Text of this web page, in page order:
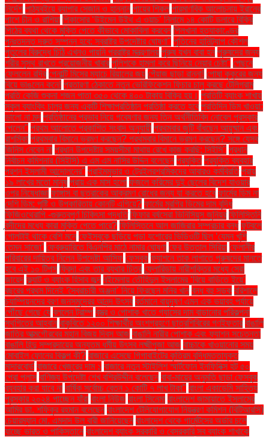
নির্দেশ পাঠ্যবইয়ে র‍্যাপার সেজান ও হান্নান পায়ের শিকল পারমাণবিক আলোচনায় ইরানের
পাশে চীন ও রাশিয়া পিকাসোর ‘উইমেন উইথ এ ওয়াচ’ নিলামে ১৪ কোটি ডলারে বিক্রি
পিঠের ব্যথা থেকে মুক্তি পেতে কীভাবে মোকাবিলা করবেন পিলখানা হত্যাকাণ্ডের
পুনঃতদন্ত দ্রুত সম্পন্ন হবে: স্বরাষ্ট্র উপদেষ্টার ঘোষণা" পুতিনের হানিট্র্যাপ কৌশল
পুতুলের বিরুদ্ধে চিঠি এখনও পায়নি পররাষ্ট্র মন্ত্রণালয় পুরুষ যখন বাবা হন পুরুষদের জন্য
শরীর সুস্থ রাখতে প্রয়োজনীয় খাবার পুলিশকে হামলা করে ছিনিয়ে নেয়ার চেষ্টা" পেছনে
ফেললেন রদ্রি পেনাল্টি মিসের ম্যাচে রিয়ালের জয় পেঁয়াজ ছাড়া রান্না! পোষা কুকুরের জন্য
বিয়ে ভাঙলেন কনে! প্রতারণা ঠেকাতে নতুন ভেরিফিকেশন ফিচার চালু করছে টেলিগ্রাম
প্রতি কেজি শুকনা শজন পাতা ৩৫০ থেকে ৪০০ টাকায় বিক্রি হয়। প্রতিটি ব্যাংক শাখায়
স্কুল ব্যাংকিং চালুর জন্য একটি শিক্ষাপ্রতিষ্ঠান প্রতিষ্ঠা করতে হবে প্রতিদিন ডিম খাওয়া:
ভালো না মন্দ প্রতিষ্ঠানের প্রভাব নিয়ে গবেষণার জন্য তিন অর্থনীতিবিদ নোবেল পুরস্কার
পেলেন" প্রথম আলোতে প্রকাশিত সংবাদ অনুযায়ী প্রথমবার জুটি বাঁধছেন আয়ুষ্মান এবং
রাশমিকা প্রথমবার বিমানে ভ্রমণ করছেন? প্রথমবার বিমানে ভ্রমণ করছেন? সঙ্গে যেসব
জিনিস নেবেন না প্রধান উপদেষ্টার সময়সীমা মাথায় রেখে কাজ করছি: সিইসি" প্রধান
নির্বাচন কমিশনার (সিইসি) এ এম এম নাসির উদ্দিন বলেছেন প্রযুক্তি প্রযুক্তি ব্যবহার
প্রশ্ন ইসলামী আন্দোলনের" প্রাইমমুভার ও ট্রেইলরশ্রমিকদের আবারও কর্মবিরতি প্রায়
১৯ লাখের মতো মানুষ প্রায় এক মাস হলো ফজলে করিমের দুই ছেলের বিদেশ যাওয়ার
ওপর নিষেধাজ্ঞা ফাঙ্গাস বা ছত্রাকের আক্রমণ রোধের জন্য যা করতে হবে ফার্মের ডিম না
দেশি ডিম: পুষ্টি ও উপকারিতায় কোনটি এগিয়ে? ফার্মের মুরগির ডিমের দাম বৃদ্ধি
ফিজিওথেরাপি -গুরুত্বপূর্ণ চিকিৎসা পদ্ধতি ফিফার বর্ষসেরা ভিনিসিয়ুস জুনিয়র ফিলিস্তিনি
বন্দীদের মধ্যে কারা মুক্তি পেতে পারে? ফিলিস্তিনে আল জাজিরার সম্প্রচার বন্ধ ফুটবলে
গোলটাই থাকে বেশি মনে ফেইসবুকে ছড়িয়ে পড়া যশোরের ভিডিওটি ছিল ‘যেমন খুশি
তেমন সাজো’ ফেব্রুয়ারিতে বিএনপির মাঠে নামার ঘোষণা ফের উত্তাল সিরিয়া ফেলানীর
পরিবারের দায়িত্ব নিলেন উপদেষ্টা আসিফ ফেসবুক ফ্যাশনে তাক লাগাতে পুরুষদের মানতে
হবে এই ১০ টিপস ফ্রিদা এবং তার ব্যথার চিত্র ফ্লোরিডায় নারীশক্তির মধ্যে সেরা
জায়েদ ফ্ল্যাট ও ব্যাংক হিসাব জব্দ বইমেলায় তৌহিদুল ইসলামের ‘বিয়ে বাড়িতে ইয়ে’
বছরের প্রথম দিনেই ‘স্বৈরাচারী অঞ্জনা’ নিয়ে ফিরছেন মনির খান বন্ধ বহু সড়ক বরিশালে
চ্যাম্পিয়নদের বরণ জনসমুদ্রের আনন্দ উৎসব বর্তমানে বায়ুদূষণ এমন এক ভয়াবহ পর্যায়ে
পৌঁছে গেছে যে বললেন ট্রাম্প বস্ত্র ও পোশাক খাতে গ্যাসের দাম বাড়ানোর পরিকল্পনা
স্থগিতের আহ্বান বাকৃবিতে ১২০০ শিক্ষার্থীর অংশগ্রহণে ছাত্রশিবিরের গণইফতার বাঙালি
জাতির আত্মগৌরবের মহান বিজয় দিবস আজ বাঙালি নারীর পোশাক এবং ফ্যাশন সচেতনতা
বাঙালি হিন্দু সম্প্রদায়ের অন্যতম ধর্মীয় উৎসব লক্ষ্মীপূজা আজ বাচ্চাকে খাওয়ানোর সময়
মোবাইল ফোনের বিকল্প কী? বাজারে এসেছে গিগাবাইটের কৃত্রিম বুদ্ধিমত্তাযুক্ত
মাদারবোর্ড বাজারে খেজুরের দাম ১ বাজারে নতুন স্টাইলিশ স্মার্টফোন ইনফিনিক্স হট ৫০
প্রো প্লাস বাণিজ্য উপদেষ্টা শেখ বশিরউদ্দীন বলেছেন বাবা-মায়ের অনুমতি ছাড়া ফেসবুক
ব্যবহার করা যাবে না বার্ষিক সর্বোচ্চ বেতন ১ কোটি ৭ লাখ টাকা" বাংলা একাডেমি সাহিত্য
পুরস্কার ২০২৪ পাচ্ছেন যাঁরা বাংলা নিউজ বাংলা সিনেমা বাংলাদেশ জামায়াতে ইসলামের
আমির ডা. শফিকুর রহমান বলেছেন বাংলাদেশ টেলিযোগাযোগ নিয়ন্ত্রণ কমিশন (বিটিআরসি)
চেয়ারম্যান মো. এমদাদ উল বারী জানিয়েছেন বাংলাদেশ থেকে গার্মেন্টসের অর্ডার চলে
যাচ্ছে ভারত ও পাকিস্তানে বাংলাদেশ ব্যাংক সরকারি ও বেসরকারি সব ব্যাংক শাখাকে